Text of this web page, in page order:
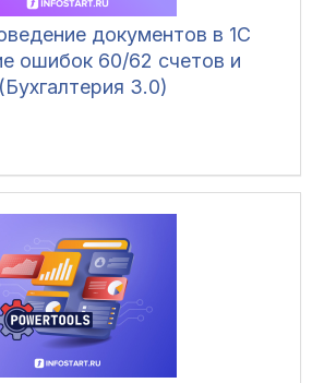
документов в 1С
ошибок 60/62 счетов и
3.0)